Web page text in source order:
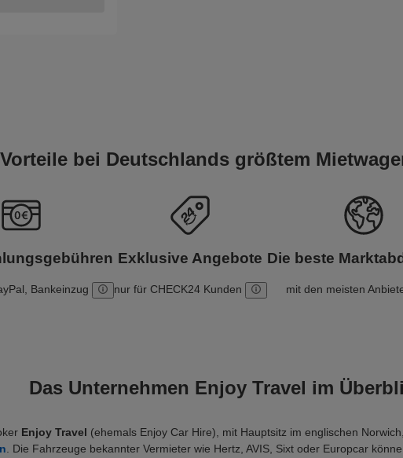
bei Deutschlands größtem
Bankeinzug
Exklusive Angebote
nur für CHECK24 Kunden
Die beste
mit den meisten
Das Unternehmen Enjoy Travel im
Enjoy Travel (ehemals Enjoy Car Hire), mit Hauptsitz im englischen
. Die Fahrzeuge bekannter Vermieter wie Hertz, AVIS, Sixt oder Europcar